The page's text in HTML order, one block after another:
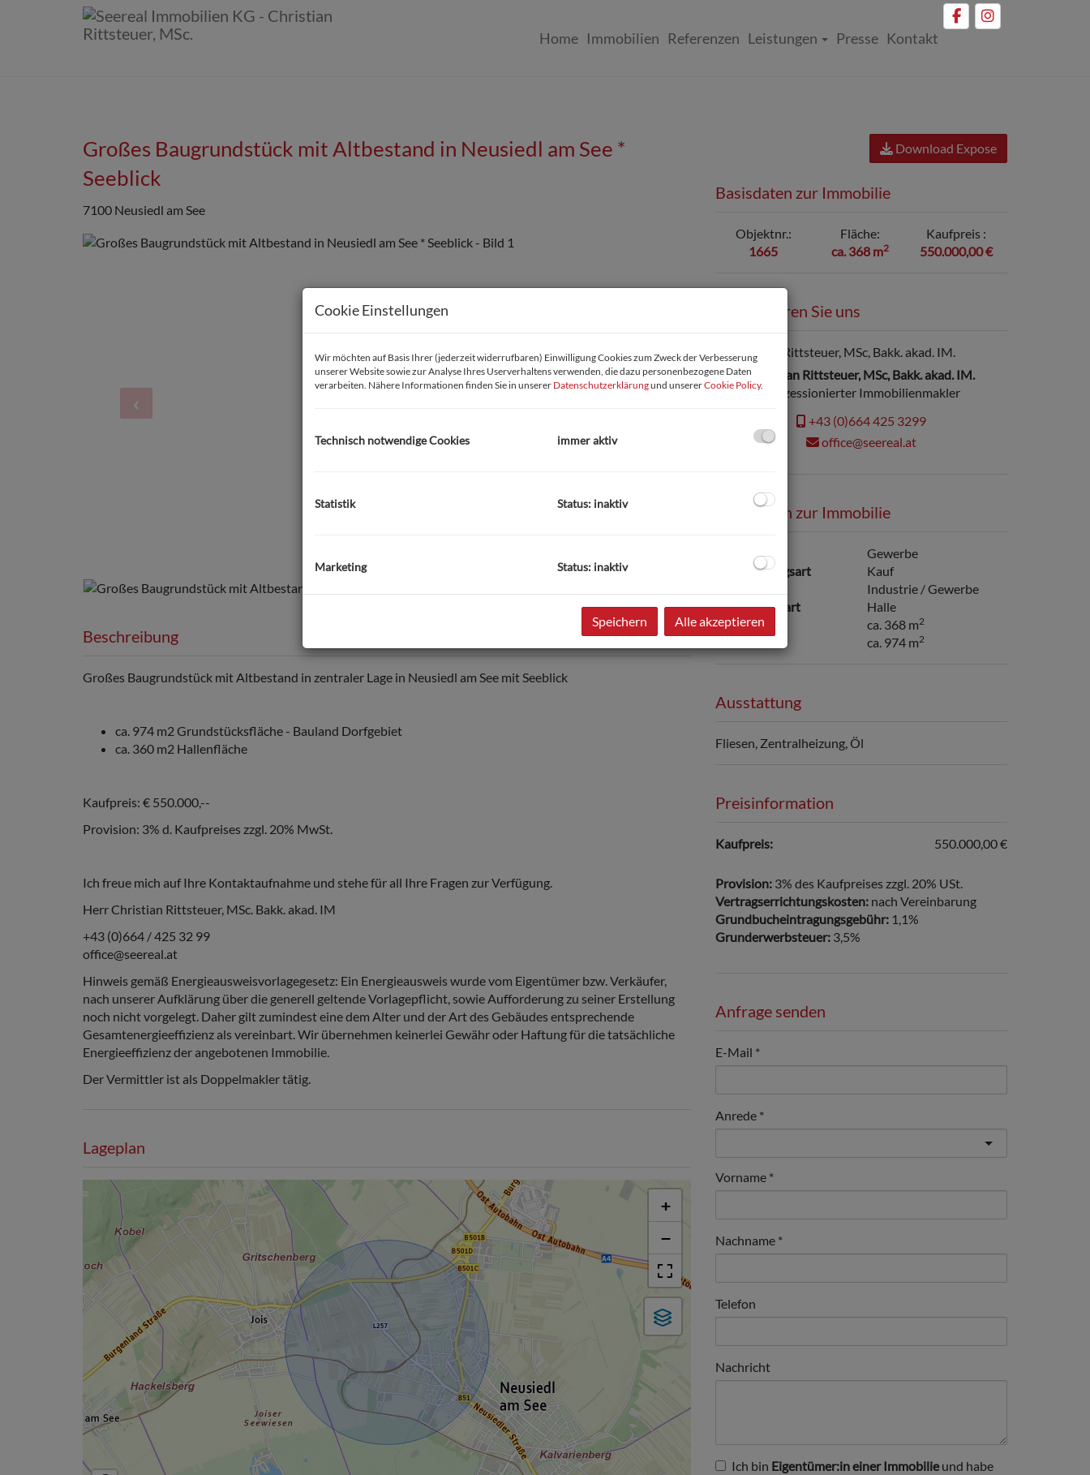
Home Immobilien Referenzen Leistungen Presse Kontakt
Großes Baugrundstück mit Altbestand in Neusiedl am See *
Seeblick
7100 Neusiedl am See
Beschreibung
Großes Baugrundstück mit Altbestand in zentraler Lage in Neusiedl am See mit Seeblick
ca. 974 m2 Grundstücksfläche - Bauland Dorfgebiet
ca. 360 m2 Hallenfläche
Kaufpreis: € 550.000,--
Provision: 3% d. Kaufpreises zzgl. 20% MwSt.
Ich freue mich auf Ihre Kontaktaufnahme und stehe für all Ihre Fragen zur Verfügung.
Herr Christian Rittsteuer, MSc. Bakk. akad. IM
+43 (0)664 / 425 32 99
office@seereal.at
Hinweis gemäß Energieausweisvorlagegesetz: Ein Energieausweis wurde vom Eigentümer bzw. Verkäufer,
nach unserer Aufklärung über die generell geltende Vorlagepflicht, sowie Aufforderung zu seiner Erstellung
noch nicht vorgelegt. Daher gilt zumindest eine dem Alter und der Art des Gebäudes entsprechende
Gesamtenergieeffizienz als vereinbart. Wir übernehmen keinerlei Gewähr oder Haftung für die tatsächliche
Energieeffizienz der angebotenen Immobilie.
Der Vermittler ist als Doppelmakler tätig.
Lageplan
+
−
Download Expose
Basisdaten zur Immobilie
Objektnr.
1665
Fläche
ca. 368 m2
Kaufpreis
550.000,00 €
Kontaktieren Sie uns
Christian Rittsteuer, MSc, Bakk. akad. IM.
konzessionierter Immobilienmakler
+43 (0)664 425 3299
office@seereal.at
Basisdaten zur Immobilie
Nutzungsart
Gewerbe
Vermarktungsart
Kauf
Industrie / Gewerbe
Unterobjektart
Halle
Nutzfläche
ca. 368 m2
ca. 974 m2
Ausstattung
Fliesen Zentralheizung Öl
Preisinformation
Kaufpreis: 550.000,00 €
Provision: 3% des Kaufpreises zzgl. 20% USt.
Vertragserrichtungskosten: nach Vereinbarung
Grundbucheintragungsgebühr: 1,1%
Grunderwerbsteuer: 3,5%
Anfrage senden
E-Mail
Anrede
Vorname
Nachname
Telefon
Nachricht
Ich bin Eigentümer:in einer Immobilieund habe
Cookie Einstellungen
Wir möchten auf Basis Ihrer (jederzeit widerrufbaren) Einwilligung Cookies zum Zweck der Verbesserung
unserer Website sowie zur Analyse Ihres Userverhaltens verwenden, die dazu personenbezogene Daten
verarbeiten. Nähere Informationen finden Sie in unserer Datenschutzerklärungund unsererCookie Policy.
Technisch notwendige Cookies immer aktiv
Statistik Status: inaktiv
Marketing Status: inaktiv
Speichern Alle akzeptieren